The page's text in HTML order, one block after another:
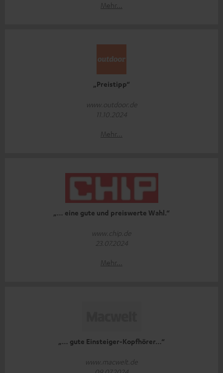
Mehr...
„Preistipp“
www.outdoor.de
11.10.2024
Mehr...
„… eine gute und preiswerte Wahl.“
www.chip.de
23.07.2024
Mehr...
„… gute Einsteiger-Kopfhörer…“
www.macwelt.de